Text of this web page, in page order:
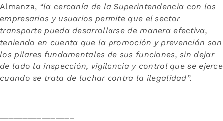
Almanza, “la cercanía de la Superintendencia con los
empresarios y usuarios permite que el sector
transporte pueda desarrollarse de manera efectiva,
teniendo en cuenta que la promoción y prevención son
los pilares fundamentales de sus funciones, sin dejar
de lado la inspección, vigilancia y control que se ejerce
cuando se trata de luchar contra la ilegalidad”.